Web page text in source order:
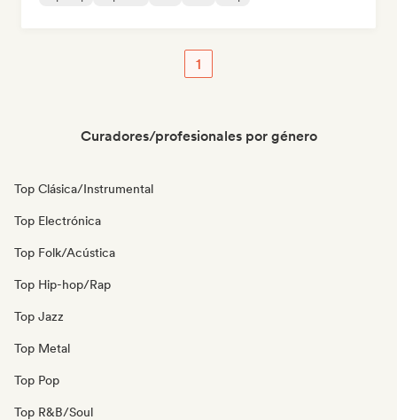
1
Curadores/profesionales por género
Top Clásica/Instrumental
Top Electrónica
Top Folk/Acústica
Top Hip-hop/Rap
Top Jazz
Top Metal
Top Pop
Top R&B/Soul